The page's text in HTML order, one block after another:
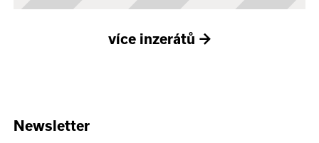
více inzerátů →
Newsletter